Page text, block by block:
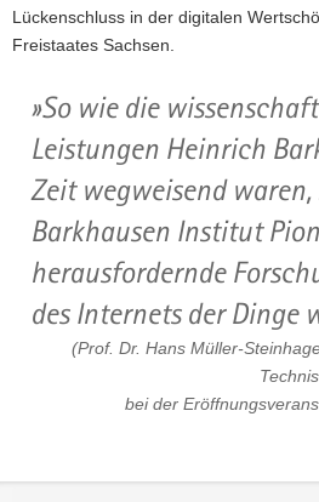
Lückenschluss in der digitalen
Freistaates Sachsen.
So wie die
Leistungen Heinrich
Zeit wegweisend
Barkhausen Institut
herausfordernde
des Internets der Dinge
(Prof. Dr. Hans Müller-
bei der